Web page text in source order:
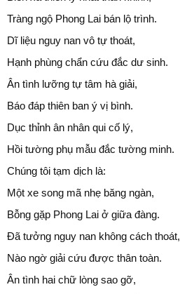
Tràng ngộ Phong Lai bán lộ trình.
Dĩ liệu nguy nan vô tự thoát,
Hạnh phùng chẩn cứu đắc dư sinh.
Ân tình lưỡng tự tâm hà giải,
Báo đáp thiên ban ý vị bình.
Dục thỉnh ân nhân qui cố lý,
Hồi tường phụ mẫu đắc tường minh.
Chúng tôi tạm dịch là:
Một xe song mã nhẹ băng ngàn,
Bỗng gặp Phong Lai ở giữa đàng.
Đã tưởng nguy nan không cách thoát,
Nào ngờ giải cứu được thân toàn.
Ân tình hai chữ lòng sao gỡ,